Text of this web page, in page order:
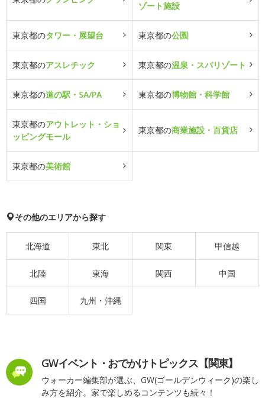
ゾート施設
東京都のタワー・展望台 東京都の公園
東京都のアスレチック 東京都の温泉・スパリゾート
東京都の道の駅・SA/PA 東京都の博物館・科学館
東京都のアウトレット・ショ
ッピングモール
東京都の商業施設・百貨店
東京都の美術館
その他のエリアから探す
北海道 東北 関東 甲信越
北陸 東海 関西 中国
四国 九州・沖縄
GWイベント・おでかけトピックス【関東】
ウォーカー編集部が選ぶ、GW(ゴールデンウィーク)の楽し
み方を紹介。家で楽しめるコンテンツも続々！